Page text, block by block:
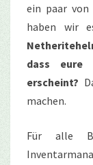
ein paar von
haben wir
dass eure
erscheint?
machen.
Für alle